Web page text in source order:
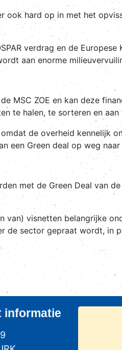
ook hard op in met het
verdrag en de
aan enorme
MSC ZOE en kan deze
te halen, te sorteren en aan
de overheid kennelijk
een Green deal op weg naar
met de Green Deal van
van) visnetten belangrijke
de sector gepraat wordt, in
informatie